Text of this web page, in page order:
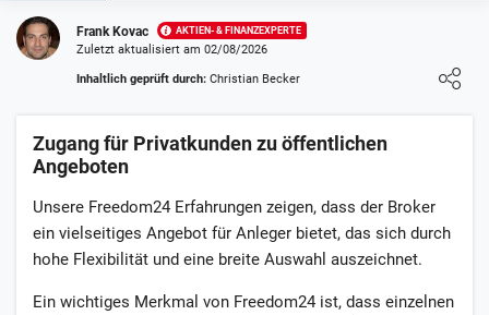
Auszahlung mindestens 7€ sehr hoch
Eigenen Erfahrungsbericht schreiben
0
5 Sterne
3 Sterne
2 Sterne
1 Stern
Frank Kovac AKTIEN- & FINANZEXPERTE
Loading ...
Zuletzt aktualisiert am 02/08/2026
Inhaltlich geprüft durch: Christian Becker
Zugang für Privatkunden zu öffentlichen
Angeboten
Unsere Freedom24 Erfahrungen zeigen, dass der Broker
ein vielseitiges Angebot für Anleger bietet, das sich durch
hohe Flexibilität und eine breite Auswahl auszeichnet.
Ein wichtiges Merkmal von Freedom24 ist, dass einzelnen